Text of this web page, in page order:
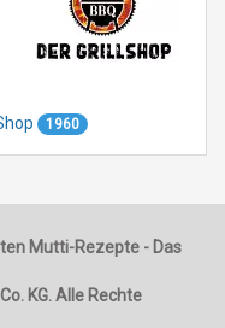
1960
Mutti-Rezepte - Das
KG. Alle Rechte